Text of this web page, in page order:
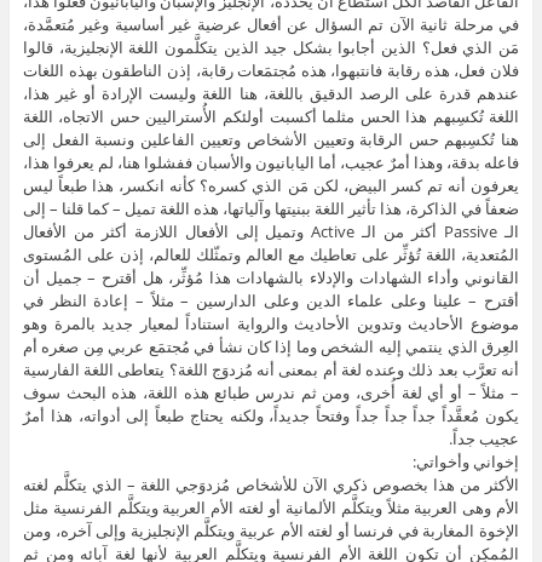
في مرحلة ثانية الآن تم السؤال عن أفعال عرضية غير أساسية وغير مُتعمَّدة،
مَن الذي فعل؟ الذين أجابوا بشكل جيد الذين يتكلَّمون اللغة الإنجليزية، قالوا
فلان فعل، هذه رقابة فانتبهوا، هذه مُجتمَعات رقابة، إذن الناطقون بهذه اللغات
عندهم قدرة على الرصد الدقيق باللغة، هنا اللغة وليست الإرادة أو غير هذا،
اللغة تُكسِبهم هذا الحس مثلما أكسبت أولئكم الأُستراليين حس الاتجاه، اللغة
هنا تُكسِبهم حس الرقابة وتعيين الأشخاص وتعيين الفاعلين ونسبة الفعل إلى
فاعله بدقة، وهذا أمرٌ عجيب، أما اليابانيون والأسبان ففشلوا هنا، لم يعرفوا هذا،
يعرفون أنه تم كسر البيض، لكن مَن الذي كسره؟ كأنه انكسر، هذا طبعاً ليس
ضعفاً في الذاكرة، هذا تأثير اللغة ببنيتها وآلياتها، هذه اللغة تميل – كما قلنا – إلى
الـ Passive أكثر من الـ Active وتميل إلى الأفعال اللازمة أكثر من الأفعال
المُتعدية، اللغة تُؤثِّر على تعاطيك مع العالم وتمثّلك للعالم، إذن على المُستوى
القانوني وأداء الشهادات والإدلاء بالشهادات هذا مُؤثِّر، هل أقترح – جميل أن
أقترح – علينا وعلى علماء الدين وعلى الدارسين – مثلاً – إعادة النظر في
موضوع الأحاديث وتدوين الأحاديث والرواية استناداً لمعيار جديد بالمرة وهو
العِرق الذي ينتمي إليه الشخص وما إذا كان نشأ في مُجتمَع عربي مِن صغره أم
أنه تعرَّب بعد ذلك وعنده لغة أم بمعنى أنه مُزدوَج اللغة؟ يتعاطى اللغة الفارسية
– مثلاً – أو أي لغة أُخرى، ومن ثم ندرس طبائع هذه اللغة، هذه البحث سوف
يكون مُعقَّداً جداً جداً جداً وفتحاً جديداً، ولكنه يحتاج طبعاً إلى أدواته، هذا أمرٌ
عجيب جداً.
إخواني وأخواتي:
الأكثر من هذا بخصوص ذكري الآن للأشخاص مُزدوَجي اللغة – الذي يتكلَّم لغته
الأم وهى العربية مثلاً ويتكلَّم الألمانية أو لغته الأم العربية ويتكلَّم الفرنسية مثل
الإخوة المغاربة في فرنسا أو لغته الأم عربية ويتكلَّم الإنجليزية وإلى آخره، ومن
المُمكِن أن تكون اللغة الأم الفرنسية ويتكلَّم العربية لأنها لغة آبائه ومن ثم